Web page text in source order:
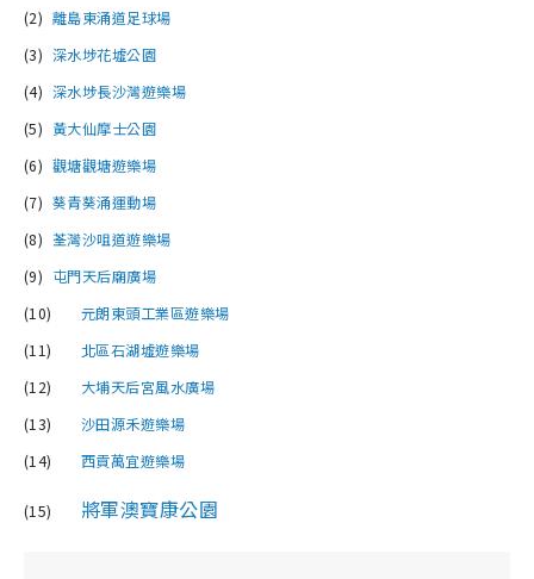
(2) 離島東涌道足球場
(3) 深水埗花墟公園
(4) 深水埗長沙灣遊樂場
(5) 黃大仙摩士公園
(6) 觀塘觀塘遊樂場
(7) 葵青葵涌運動場
(8) 荃灣沙咀道遊樂場
(9) 屯門天后廟廣場
(10)
元朗東頭工業區遊樂場
(11)
北區石湖墟遊樂場
(12)
大埔天后宮風水廣場
(13)
沙田源禾遊樂場
(14)
西貢萬宜遊樂場
(15) 將軍澳寶康公園